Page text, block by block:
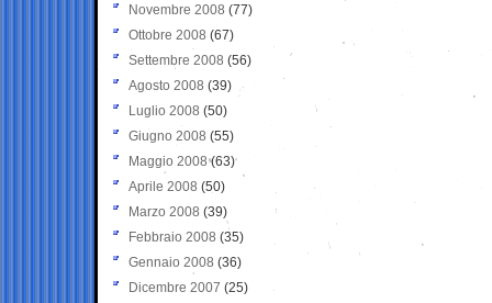
Novembre 2008 (77)
Ottobre 2008 (67)
Settembre 2008 (56)
Agosto 2008 (39)
Luglio 2008 (50)
Giugno 2008 (55)
Maggio 2008(63)
Aprile 2008 (50)
Marzo 2008 (39)
Febbraio 2008 (35)
Gennaio 2008 (36)
Dicembre 2007 (25)